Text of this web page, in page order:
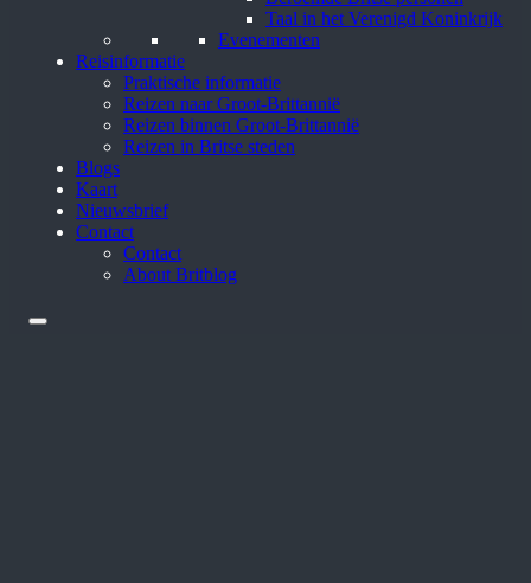
Taal in het Verenigd Koninkrijk
Evenementen
Reisinformatie
Praktische informatie
Reizen naar Groot-Brittannië
Reizen binnen Groot-Brittannië
Reizen in Britse steden
Blogs
Kaart
Nieuwsbrief
Contact
Contact
About Britblog